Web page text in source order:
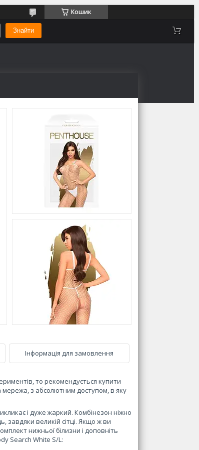
Кошик
Знайти
Інформація для замовлення
то рекомендується купити
мережа, з абсолютним доступом, в яку
і дуже жаркий. Комбінезон ніжно
завдяки великій сітці. Якщо ж ви
нижньої білизни і доповніть
Search White S/L: